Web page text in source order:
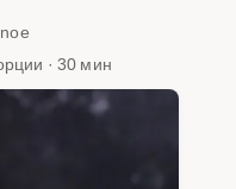
· 30 мин